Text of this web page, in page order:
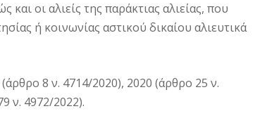
οι αλιείς της παράκτιας αλιείας, που
ή κοινωνίας αστικού δικαίου αλιευτικά
8 ν. 4714/2020), 2020 (άρθρο 25 ν.
ν. 4972/2022).